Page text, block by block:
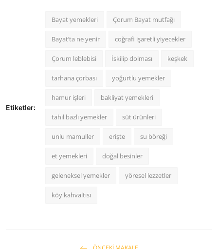
Etiketler:
Bayat yemekleri Çorum Bayat mutfağı
Bayat’ta ne yenir coğrafi işaretli yiyecekler
Çorum leblebisi İskilip dolması keşkek
tarhana çorbası yoğurtlu yemekler
hamur işleri bakliyat yemekleri
tahıl bazlı yemekler süt ürünleri
unlu mamuller erişte su böreği
et yemekleri doğal besinler
geleneksel yemekler yöresel lezzetler
köy kahvaltısı